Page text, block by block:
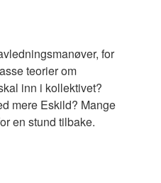
for
teorier om
inn i kollektivet?
mere Eskild? Mange
en stund tilbake.